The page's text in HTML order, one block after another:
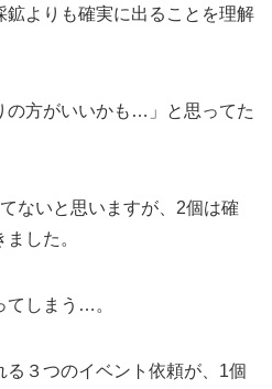
鉱よりも確実に出ることを理解
の方がいいかも…」と思ってた
ないと思いますが、2個は確
した。
てしまう…。
る３つのイベント依頼が、1個